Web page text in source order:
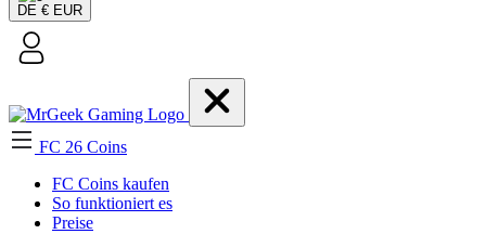
DE € EUR
FC 26 Coins
FC Coins kaufen
So funktioniert es
Preise